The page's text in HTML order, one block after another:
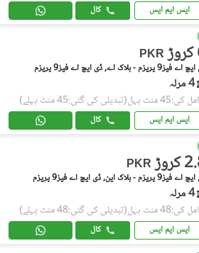
ایس ایم ایس کال
PKR
پریزم - بلاک اے, ڈی ایچ اے فیز9 پریزم
4 مرلہ
منٹ پہل (تبدیلی کی گئی:45 منٹ پہلے)
ایس ایم ایس کال
PKR
پریزم - بلاک این, ڈی ایچ اے فیز9 پریزم
4 مرلہ
منٹ پہل (تبدیلی کی گئی:48 منٹ پہلے)
ایس ایم ایس کال